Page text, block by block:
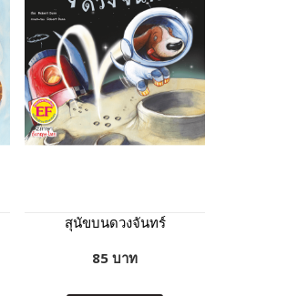
สุนัขบนดวงจันทร์
85 บาท